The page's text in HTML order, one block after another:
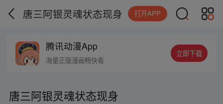
唐三阿银灵魂状态现身 打开APP
腾讯动漫App
海量正版漫画畅快看
立即下载
唐三阿银灵魂状态现身